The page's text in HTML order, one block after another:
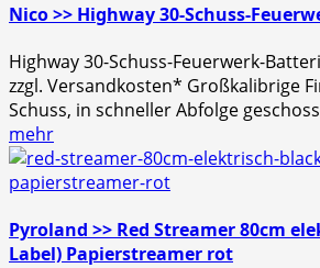
Nico >> Highway 30-Schuss-
Highway 30-Schuss-Feuerwerk-
zzgl. Versandkosten* Großkalibrige
Schuss, in schneller Abfolge
mehr
Pyroland >> Red Streamer 80cm
Label) Papierstreamer rot